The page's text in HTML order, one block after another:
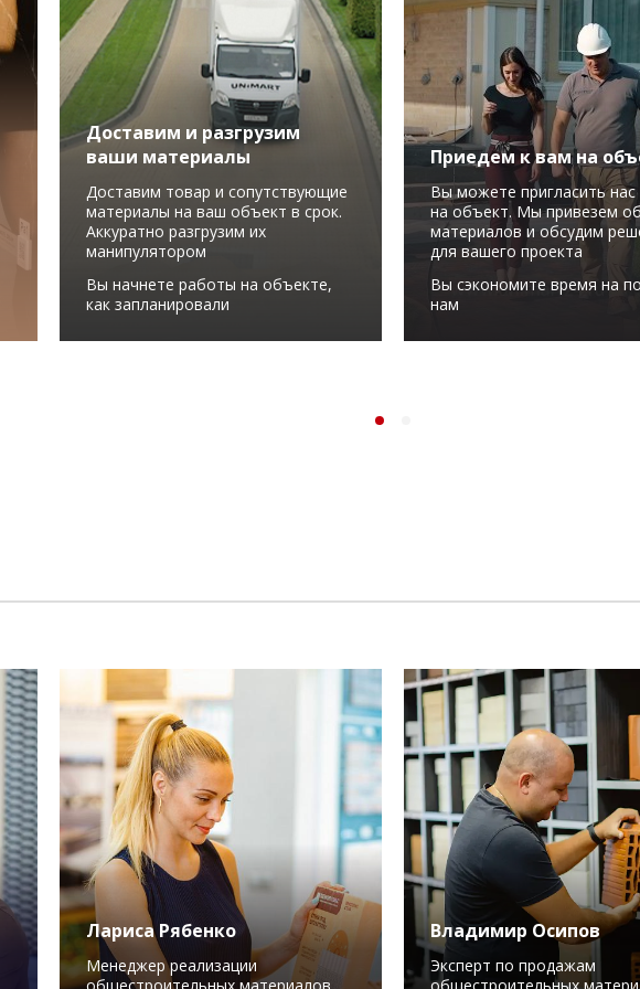
Доставим и разгрузим
ваши материалы
Доставим товар и сопутствующие
материалы на ваш объект в срок.
Аккуратно разгрузим их
манипулятором
Вы начнете работы на объекте,
как запланировали
Приедем к вам на
Вы можете пригласить нас
на объект. Мы привезем
материалов и обсудим
для вашего проекта
Вы сэкономите время на
нам
Лариса Рябенко
Менеджер реализации
Владимир Осипов
Эксперт по продажам